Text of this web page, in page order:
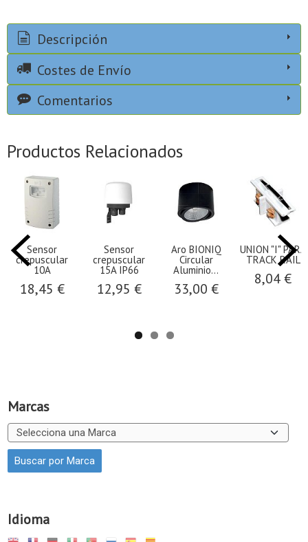
Marcas
Idioma
Descripción
Costes de Envío
Comentarios
Productos Relacionados
Sensor
crepuscular
10A
18,45 €
Sensor
crepuscular
15A IP66
12,95 €
Aro BIONIQ
Circular
Aluminio...
33,00 €
UNION "I" PARA
TRACK RAIL
8,04 €